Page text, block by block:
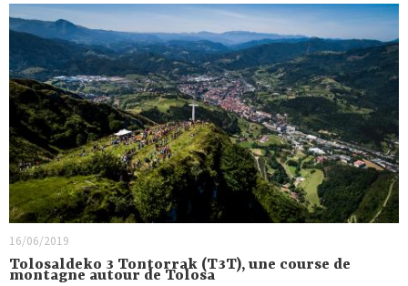
16/06/2019
Tolosaldeko 3 Tontorrak (T3T), une course de
montagne autour de Tolosa